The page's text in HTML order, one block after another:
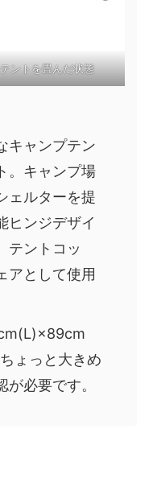
テントを畳んだ状態
キャンプテン
。キャンプ場
ェルターを提
ヒンジデザイ
テントコッ
アとして使用
ょっと大きめ
必要です。